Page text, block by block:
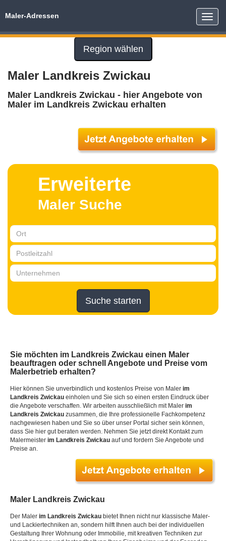
Toggle
Maler-Adressen
Region wählen
Maler Landkreis Zwickau
Maler Landkreis Zwickau - hier Angebote von
Maler im Landkreis Zwickau erhalten
Erweiterte
Maler Suche
Suche starten
Sie möchten im Landkreis Zwickau einen Maler
beauftragen oder schnell Angebote und Preise vom
Malerbetrieb erhalten?
Hier können Sie unverbindlich und kostenlos Preise von Maler im
Landkreis Zwickau einholen und Sie sich so einen ersten Eindruck über
die Angebote verschaffen. Wir arbeiten ausschließlich mit Maler im
Landkreis Zwickau zusammen, die Ihre professionelle Fachkompetenz
nachgewiesen haben und Sie so über unser Portal sicher sein können,
dass Sie hier gut beraten werden. Nehmen Sie jetzt direkt Kontakt zum
Malermeister im Landkreis Zwickau auf und fordern Sie Angebote und
Preise an.
Maler Landkreis Zwickau
Der Maler im Landkreis Zwickau bietet Ihnen nicht nur klassische Maler-
und Lackiertechniken an, sondern hilft Ihnen auch bei der individuellen
Gestaltung Ihrer Wohnung oder Immobilie, mit kreativen Techniken zur